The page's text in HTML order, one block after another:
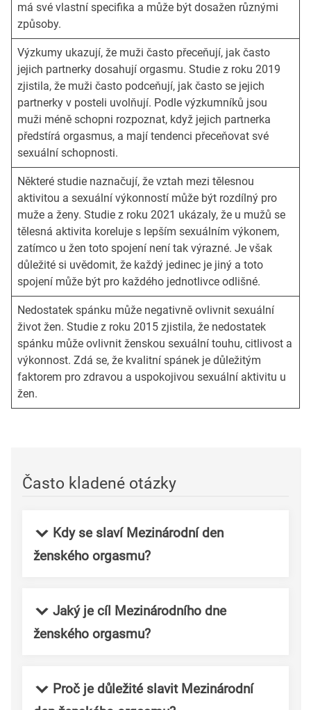
má své vlastní specifika a může být dosažen různými
způsoby.
Výzkumy ukazují, že muži často přeceňují, jak často
jejich partnerky dosahují orgasmu. Studie z roku 2019
zjistila, že muži často podceňují, jak často se jejich
partnerky v posteli uvolňují. Podle výzkumníků jsou
muži méně schopni rozpoznat, když jejich partnerka
předstírá orgasmus, a mají tendenci přeceňovat své
sexuální schopnosti.
Některé studie naznačují, že vztah mezi tělesnou
aktivitou a sexuální výkonností může být rozdílný pro
muže a ženy. Studie z roku 2021 ukázaly, že u mužů se
tělesná aktivita koreluje s lepším sexuálním výkonem,
zatímco u žen toto spojení není tak výrazné. Je však
důležité si uvědomit, že každý jedinec je jiný a toto
spojení může být pro každého jednotlivce odlišné.
Nedostatek spánku může negativně ovlivnit sexuální
život žen. Studie z roku 2015 zjistila, že nedostatek
spánku může ovlivnit ženskou sexuální touhu, citlivost a
výkonnost. Zdá se, že kvalitní spánek je důležitým
faktorem pro zdravou a uspokojivou sexuální aktivitu u
žen.
Často kladené otázky
Kdy se slaví Mezinárodní den
ženského orgasmu?
Jaký je cíl Mezinárodního dne
ženského orgasmu?
Proč je důležité slavit Mezinárodní